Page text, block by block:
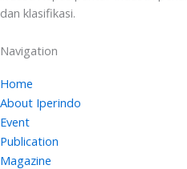
dan klasifikasi.
Navigation
Home
About Iperindo
Event
Publication
Magazine